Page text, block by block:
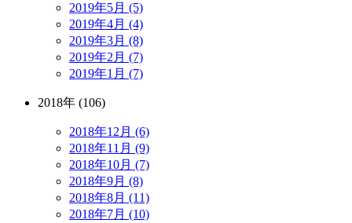
2019年5月 (5)
2019年4月 (4)
2019年3月 (8)
2019年2月 (7)
2019年1月 (7)
2018年 (106)
2018年12月 (6)
2018年11月 (9)
2018年10月 (7)
2018年9月 (8)
2018年8月 (11)
2018年7月 (10)